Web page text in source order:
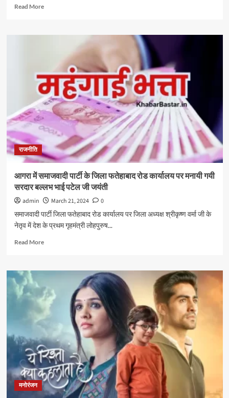
Read MoreRead
युवक
अबैध
पिस्टल
लगाएं
हुए
सोशल
मीडिया
पर
वायरल
राजनीति
आगरा में समाजवादी पार्टी के जिला फतेहाबाद रोड कार्यालय पर मनायी गयी
सरदार बल्लभ भाई पटेल जी जयंती
admin March 21, 2024
0
समाजवादी पार्टी जिला फतेहाबाद रोड कार्यालय पर जिला अध्यक्ष श्रीकृष्ण वर्मा जी के
नेतृव में देश के प्रथम गृहमंत्री लोहपुरुष...
Read MoreRead
आगरा
समाजवादी
पार्टी
के
जिला
फतेहाबाद
रोड
कार्यालय
पर
मनायी
गयी
सरदार
बल्लभ
मनोरंजन